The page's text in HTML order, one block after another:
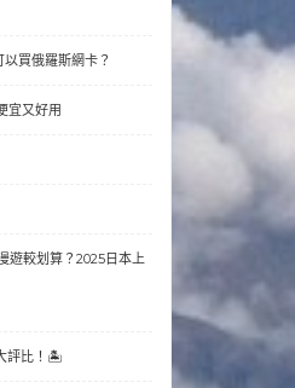
以買俄羅斯網卡？
宜又好用
遊較划算？2025日本上
評比！🏝